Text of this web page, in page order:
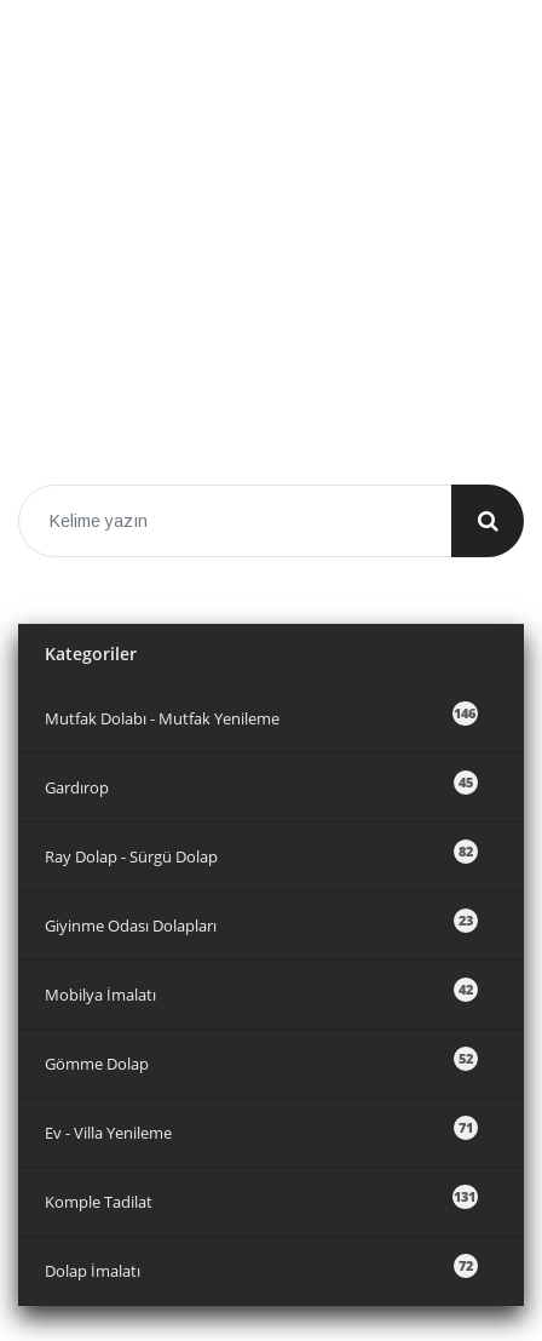
Kategoriler
146
Mutfak Dolabı - Mutfak Yenileme
45
Gardırop
82
Ray Dolap - Sürgü Dolap
23
Giyinme Odası Dolapları
42
Mobilya İmalatı
52
Gömme Dolap
71
Ev - Villa Yenileme
131
Komple Tadilat
72
Dolap İmalatı